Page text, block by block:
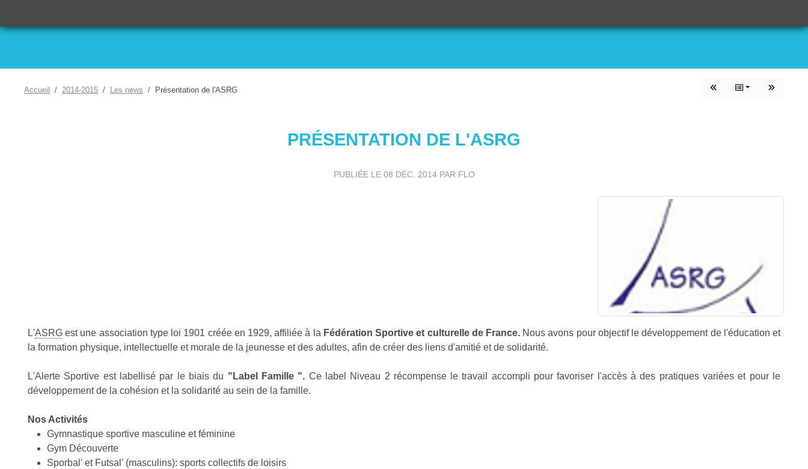
Accueil 2014-2015 Les news Présentation de l'ASRG
PRÉSENTATION DE L'ASRG
PUBLIÉE LE 08 DÉC. 2014PAR FLO
L'ASRG est une association type loi 1901 créée en 1929, affiliée à la Fédération Sportive et culturelle de France. Nous avons pour objectif le développement de l'éducation et
la formation physique, intellectuelle et morale de la jeunesse et des adultes, afin de créer des liens d'amitié et de solidarité.
L'Alerte Sportive est labellisé par le biais du "Label Famille ". Ce label Niveau 2 récompense le travail accompli pour favoriser l'accès à des pratiques variées et pour le
développement de la cohésion et la solidarité au sein de la famille.
Nos Activités
Gymnastique sportive masculine et féminine
Gym Découverte
Sporbal' et Futsal' (masculins): sports collectifs de loisirs